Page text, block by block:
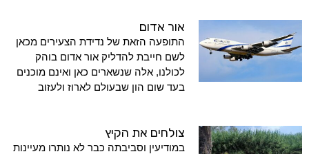
אור אדום
התופעה הזאת של נדידת הצעירים מכאן
לשם חייבת להדליק אור אדום בוהק
לכולנו, אלה שנשארים כאן ואינם מוכנים
בעד שום הון שבעולם לארוז ולעזוב
צולחים את הקיץ
במודיעין וסביבתה כבר לא נותרו מעיינות